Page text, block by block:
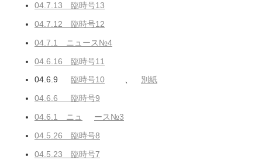
04.7.13 臨時号13
04.7.12 臨時号12
04.7.1 ニュース№4
04.6.16 臨時号11
04.6.9 臨時号10 、 別紙
04.6.6 臨時号9
04.6.1 ニュ
ース№3
04.5.26 臨時号8
04.5.23 臨時号7